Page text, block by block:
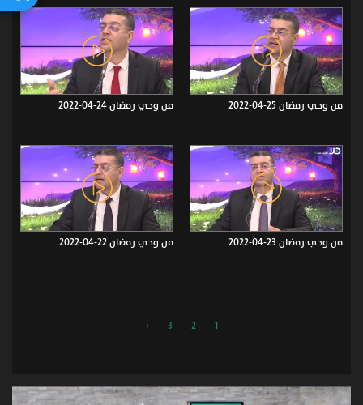
من وحي رمضان 25-04-2022 من وحي رمضان 24-04-2022
من وحي رمضان 23-04-2022 من وحي رمضان 22-04-2022
1
2
3
›